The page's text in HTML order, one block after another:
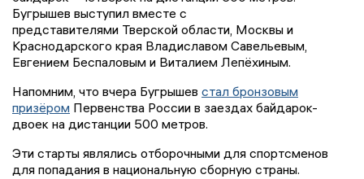
Бугрышев выступил вместе с
представителями Тверской области, Москвы и
Краснодарского края Владиславом Савельевым,
Евгением Беспаловым и Виталием Лепёхиным.
Напомним, что вчера Бугрышев стал бронзовым
призёром Первенства России в заездах байдарок-
двоек на дистанции 500 метров.
Эти старты являлись отборочными для спортсменов
для попадания в национальную сборную страны.